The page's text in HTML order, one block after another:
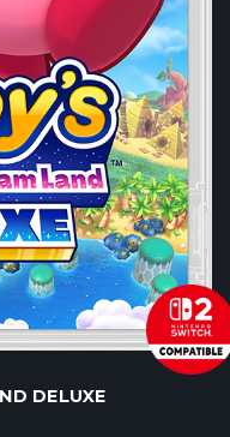
DELUXE